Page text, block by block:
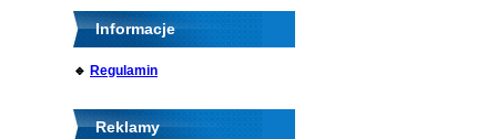
Informacje
🔹 Regulamin
Reklamy